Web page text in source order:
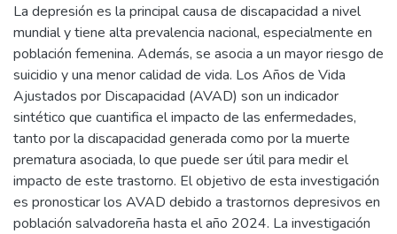
La depresión es la principal causa de discapacidad a nivel
mundial y tiene alta prevalencia nacional, especialmente en
población femenina. Además, se asocia a un mayor riesgo de
suicidio y una menor calidad de vida. Los Años de Vida
Ajustados por Discapacidad (AVAD) son un indicador
sintético que cuantifica el impacto de las enfermedades,
tanto por la discapacidad generada como por la muerte
prematura asociada, lo que puede ser útil para medir el
impacto de este trastorno. El objetivo de esta investigación
es pronosticar los AVAD debido a trastornos depresivos en
población salvadoreña hasta el año 2024. La investigación